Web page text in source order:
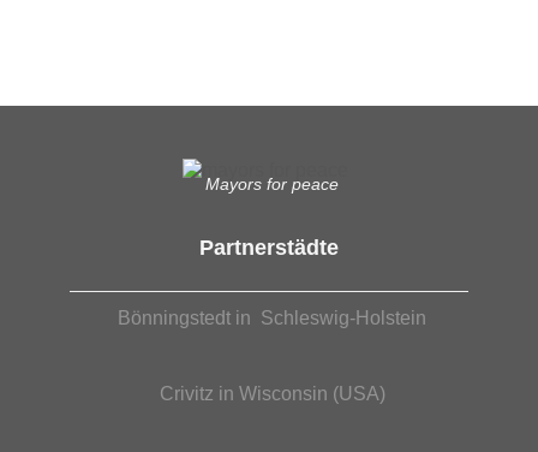
Mayors for peace
Partnerstädte
Bönningstedt in Schleswig-Holstein
Crivitz in Wisconsin (USA)